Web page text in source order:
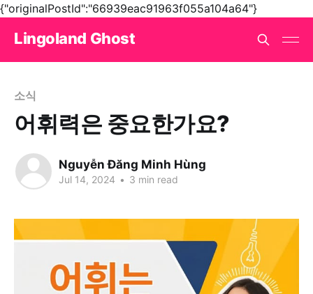
{"originalPostId":"66939eac91963f055a104a64"}
Lingoland Ghost
소식
어휘력은 중요한가요?
Nguyễn Đăng Minh Hùng
Jul 14, 2024 • 3 min read